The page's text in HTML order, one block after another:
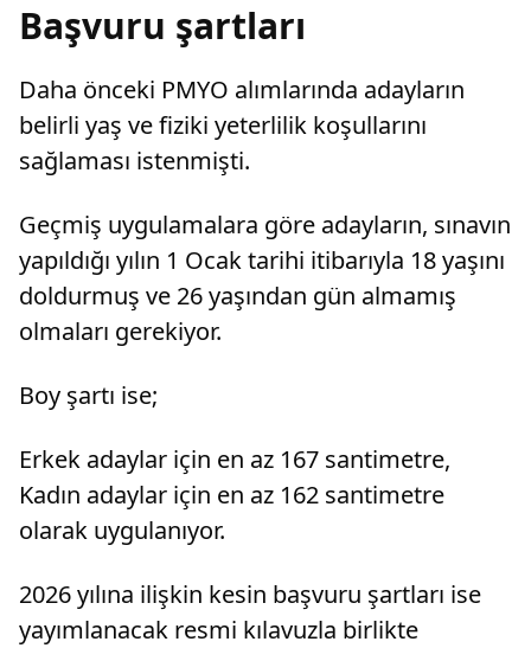
Başvuru şartları
Daha önceki PMYO alımlarında adayların
belirli yaş ve fiziki yeterlilik koşullarını
sağlaması istenmişti.
Geçmiş uygulamalara göre adayların, sınavın
yapıldığı yılın 1 Ocak tarihi itibarıyla 18 yaşını
doldurmuş ve 26 yaşından gün almamış
olmaları gerekiyor.
Boy şartı ise;
Erkek adaylar için en az 167 santimetre,
Kadın adaylar için en az 162 santimetre
olarak uygulanıyor.
2026 yılına ilişkin kesin başvuru şartları ise
yayımlanacak resmi kılavuzla birlikte